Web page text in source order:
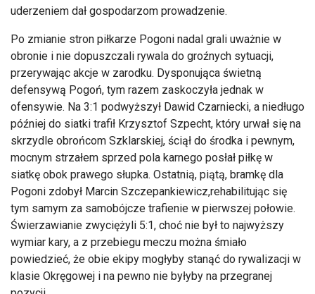
uderzeniem dał gospodarzom prowadzenie.
Po zmianie stron piłkarze Pogoni nadal grali uważnie w
obronie i nie dopuszczali rywala do groźnych sytuacji,
przerywając akcje w zarodku. Dysponująca świetną
defensywą Pogoń, tym razem zaskoczyła jednak w
ofensywie. Na 3:1 podwyższył Dawid Czarniecki, a niedługo
później do siatki trafił Krzysztof Szpecht, który urwał się na
skrzydle obrońcom Szklarskiej, ściął do środka i pewnym,
mocnym strzałem sprzed pola karnego posłał piłkę w
siatkę obok prawego słupka. Ostatnią, piątą, bramkę dla
Pogoni zdobył Marcin Szczepankiewicz,rehabilitując się
tym samym za samobójcze trafienie w pierwszej połowie.
Świerzawianie zwyciężyli 5:1, choć nie był to najwyższy
wymiar kary, a z przebiegu meczu można śmiało
powiedzieć, że obie ekipy mogłyby stanąć do rywalizacji w
klasie Okręgowej i na pewno nie byłyby na przegranej